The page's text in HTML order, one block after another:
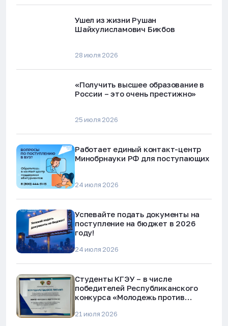
Ушел из жизни Рушан
Шайхулисламович Бикбов
28 июля 2026
«Получить высшее образование в
России – это очень престижно»
25 июля 2026
Работает единый контакт-центр
Минобрнауки РФ для поступающих
24 июля 2026
Успевайте подать документы на
поступление на бюджет в 2026
году!
24 июля 2026
Студенты КГЭУ – в числе
победителей Республиканского
конкурса «Молодежь против
мошенничества»
21 июля 2026